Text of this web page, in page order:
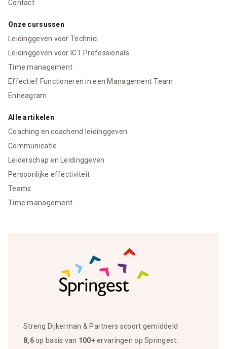
Contact
Onze cursussen
Leidinggeven voor Technici
Leidinggeven voor ICT Professionals
Time management
Effectief Functioneren in een Management Team
Enneagram
Alle artikelen
Coaching en coachend leidinggeven
Communicatie
Leiderschap en Leidinggeven
Persoonlijke effectiviteit
Teams
Time management
Streng Dijkerman & Partners scoort gemiddeld
8,6op basis van 100+ervaringen op Springest.